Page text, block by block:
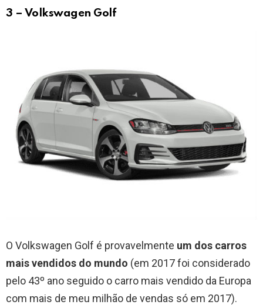
3 – Volkswagen Golf
O Volkswagen Golf é provavelmente um dos carros
mais vendidos do mundo (em 2017 foi considerado
pelo 43º ano seguido o carro mais vendido da Europa
com mais de meu milhão de vendas só em 2017).